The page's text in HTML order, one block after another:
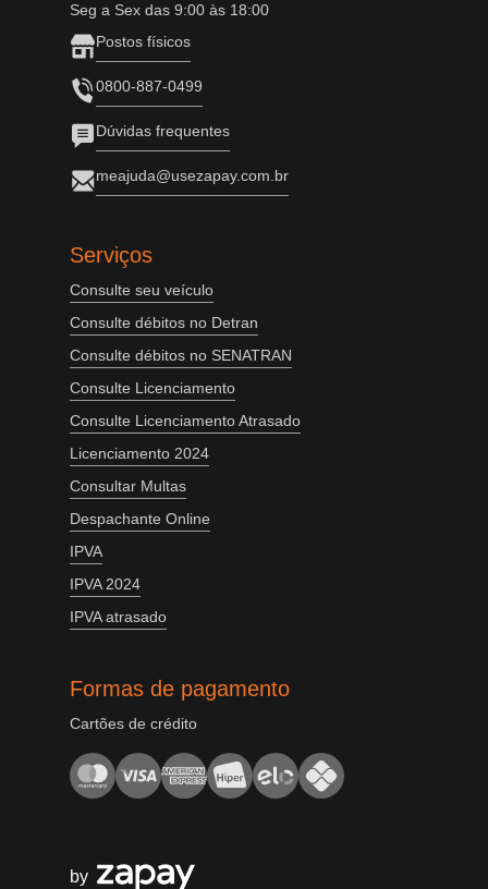
Seg a Sex das 9:00 às 18:00
Postos físicos
0800-887-0499
Dúvidas frequentes
meajuda@usezapay.com.br
Serviços
Consulte seu veículo
Consulte débitos no Detran
Consulte débitos no SENATRAN
Consulte Licenciamento
Consulte Licenciamento Atrasado
Licenciamento 2024
Consultar Multas
Despachante Online
IPVA
IPVA 2024
IPVA atrasado
Formas de pagamento
Cartões de crédito
by